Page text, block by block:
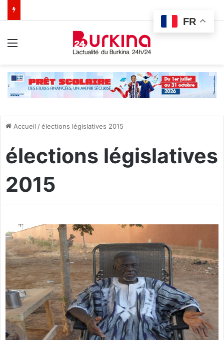
Accueil /élections législatives 2015
élections législatives
2015
FR